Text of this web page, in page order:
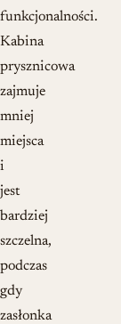
funkcjonalności.
Kabina
prysznicowa
zajmuje
mniej
miejsca
i
jest
bardziej
szczelna,
podczas
gdy
zasłonka